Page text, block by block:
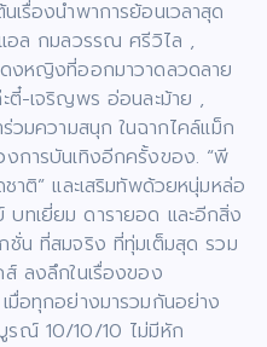
เรื่องนำพาการย้อนเวลาสุด
ล กมลวรรณ ศรีวิไล ,
งหญิงที่ออกมาวาดลวดลาย
ตี๋-เจริญพร อ่อนละม้าย ,
วมความสนุก ในฉากไคล์แม็ก
งการบันเทิงอีกครั้งของ. “พี
าติ” และเสริมทัพด้วยหนุ่มหล่อ
ทเยี่ยม ดารายอด และอีกสิ่ง
ชั่น ที่สมจริง ที่ทุ่มเต็มสุด รวม
ลงลึกในเรื่องของ
มื่อทุกอย่างมารวมกันอย่าง
รณ์ 10/10/10 ไม่มีหัก